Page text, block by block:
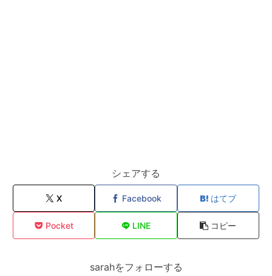
シェアする
X Facebook はてブ
Pocket LINE コピー
sarahをフォローする